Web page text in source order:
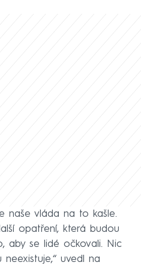
naše vláda na to kašle.
opatření, která budou
aby se lidé očkovali. Nic
uvedl na